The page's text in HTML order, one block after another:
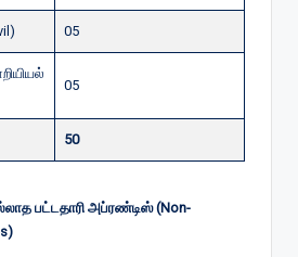
05
05
50
பட்டதாரி அப்ரண்டிஸ் (Non-